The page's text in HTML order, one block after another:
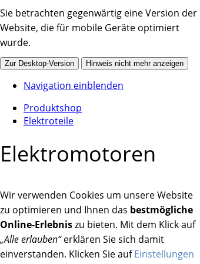
Sie betrachten gegenwärtig eine Version der
Website, die für mobile Geräte optimiert
wurde.
Zur Desktop-Version Hinweis nicht mehr anzeigen
Navigation einblenden
Produktshop
Elektroteile
Elektromotoren
Wir verwenden Cookies um unsere Website
zu optimieren und Ihnen das bestmögliche
Online-Erlebniszu bieten. Mit dem Klick auf
„Alle erlauben“erklären Sie sich damit
einverstanden. Klicken Sie aufEinstellungen